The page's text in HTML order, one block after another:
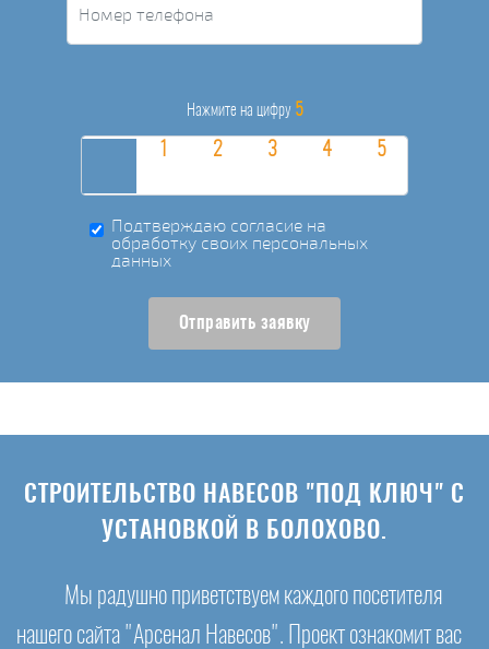
Нажмите на цифру 5
Подтверждаю согласие на
обработку своих персональных
данных
Отправить заявку
СТРОИТЕЛЬСТВО НАВЕСОВ "ПОД КЛЮЧ" С
УСТАНОВКОЙ В БОЛОХОВО.
Мы радушно приветствуем каждого посетителя
нашего сайта "Арсенал Навесов". Проект ознакомит вас